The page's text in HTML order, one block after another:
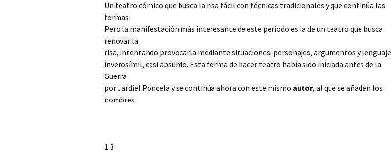
Un teatro cómico que busca la risa fácil con técnicas tradicionales y que continúa las
formas
Pero la manifestación más interesante de este período es la de un teatro que busca
renovar la
risa, intentando provocarla mediante situaciones, personajes, argumentos y lenguaje
inverosímil, casi absurdo. Esta forma de hacer teatro había sido iniciada antes de la
Guerra
por Jardiel Poncela y se continúa ahora con este mismo autor, al que se añaden los
nombres
1.3